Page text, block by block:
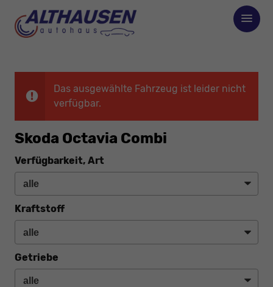
Das ausgewählte Fahrzeug ist leider nicht
verfügbar.
Skoda Octavia Combi
Verfügbarkeit, Art
Kraftstoff
Getriebe